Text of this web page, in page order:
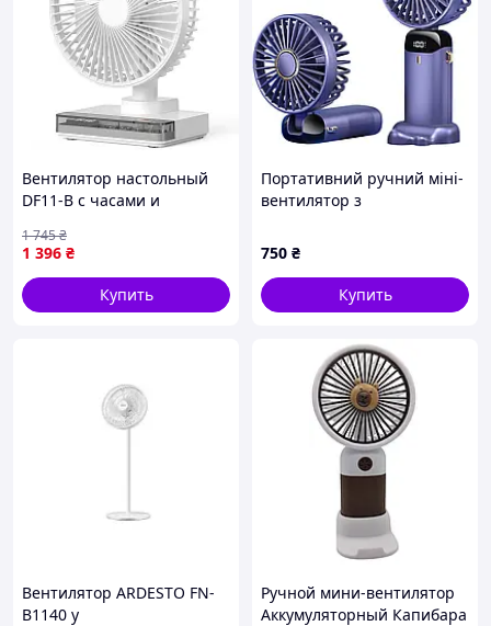
Комплектация:
Напольный вентилятор BITEK BT-1650
Инструкция
Упаковка
Вентилятор настольный
DF11-B с часами и
белый
1 396 ₴
1 745₴
Купить
Портативний ручний міні-
вентилятор з
750 ₴
Купить
Вентилятор ARDESTO FN-
B1140 y
Ручной мини-вентилятор
Аккумуляторный Капибара